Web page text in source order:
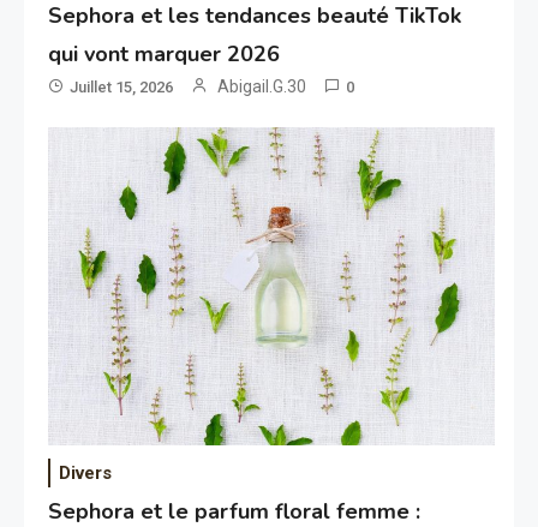
Sephora et les tendances beauté TikTok
qui vont marquer 2026
Juillet 15, 2026 Abigail.G.30 0
Divers
Sephora et le parfum floral femme :